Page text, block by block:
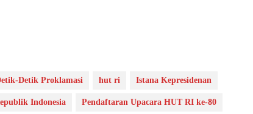
Detik Proklamasi hut ri Istana Kepresidenan
Indonesia Pendaftaran Upacara HUT RI ke-80